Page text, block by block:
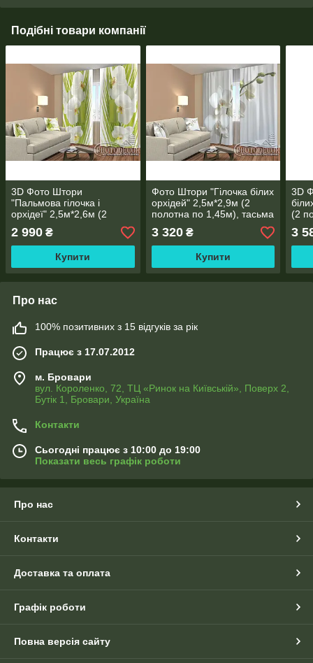
Подібні товари компанії
3D Фото Штори
"Пальмова гілочка і
орхідеї" 2,5м*2,6м (2
полотна по 1,30м), тасьма
2 990 ₴
Купити
Фото Штори "Гілочка білих
орхідей" 2,5м*2,9м (2
полотна по 1,45м), тасьма
3 320₴
Купити
3D
(2
3
Про нас
100% позитивних з 15 відгуків за рік
Працює з 17.07.2012
м. Бровари
вул. Короленко, 72, ТЦ «Ринок на Київській», Поверх 2,
Бутік 1, Бровари, Україна
Контакти
Сьогодні працює з 10:00 до 19:00
Показати весь графік роботи
Про нас
Контакти
Доставка та оплата
Графік роботи
Повна версія сайту